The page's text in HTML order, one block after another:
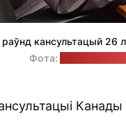
кансультацый 26
Фота:
Канады